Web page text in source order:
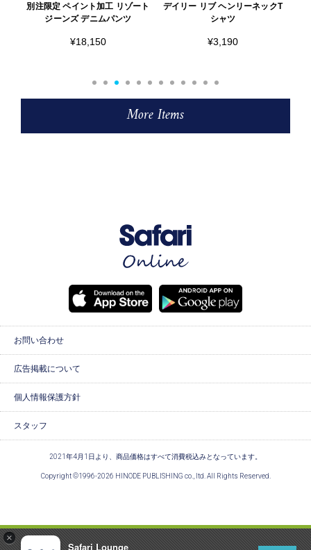
×
Safari Lounge
別注限定 ペイント加工 リゾート
ジーンズ デニムパンツ
¥18,150
デイリー リブ ヘンリーネックT
シャツ
¥3,190
More Items
お問い合わせ
広告掲載について
個人情報保護方針
スタッフ
2021年4月1日より、商品価格はすべて消費税込みとなっています。
Copyright ©1996-2026 HINODE PUBLISHING co., ltd. All Rights Reserved.